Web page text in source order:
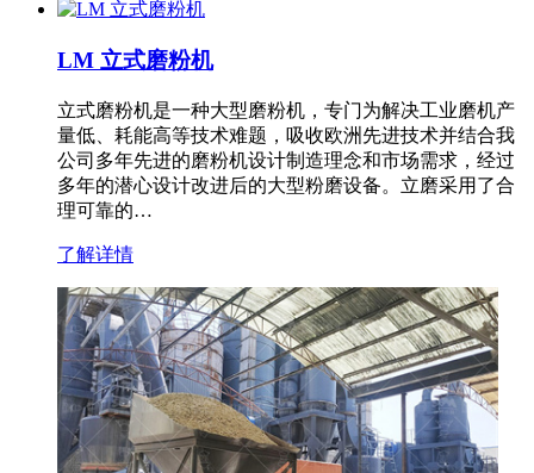
LM 立式磨粉机
立式磨粉机是一种大型磨粉机，专门为解决工业磨机产
量低、耗能高等技术难题，吸收欧洲先进技术并结合我
公司多年先进的磨粉机设计制造理念和市场需求，经过
多年的潜心设计改进后的大型粉磨设备。立磨采用了合
理可靠的…
了解详情